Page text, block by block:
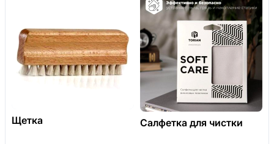
Щетка Салфетка для чистки